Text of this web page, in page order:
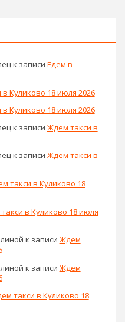
к записи Едем в
Куликово 18 июля 2026
Куликово 18 июля 2026
к записи Ждем такси в
к записи Ждем такси в
такси в Куликово 18
в Куликово 18 июля
к записи Ждем
к записи Ждем
такси в Куликово 18